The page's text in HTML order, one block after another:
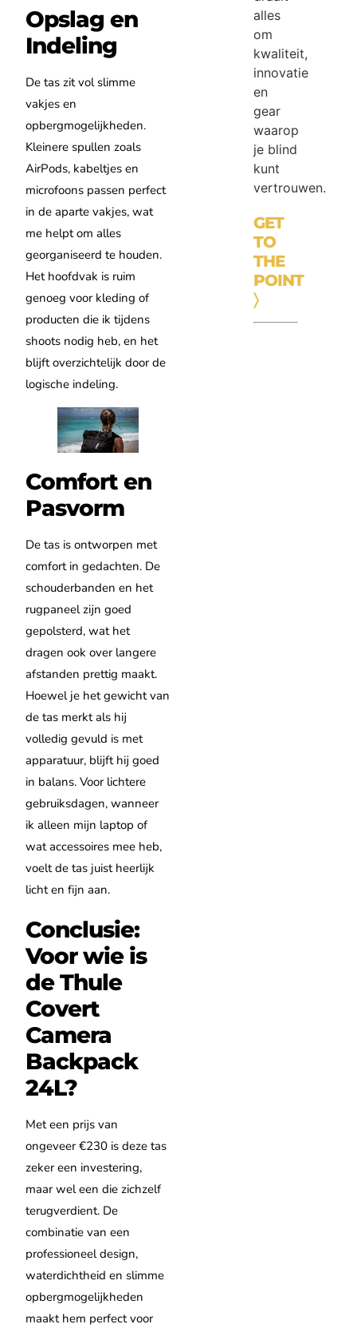
Opslag en
Indeling
De tas zit vol slimme
vakjes en
opbergmogelijkheden.
Kleinere spullen zoals
AirPods, kabeltjes en
microfoons passen perfect
in de aparte vakjes, wat
me helpt om alles
georganiseerd te houden.
Het hoofdvak is ruim
genoeg voor kleding of
producten die ik tijdens
shoots nodig heb, en het
blijft overzichtelijk door de
logische indeling.
Comfort en
Pasvorm
De tas is ontworpen met
comfort in gedachten. De
schouderbanden en het
rugpaneel zijn goed
gepolsterd, wat het
dragen ook over langere
afstanden prettig maakt.
Hoewel je het gewicht van
de tas merkt als hij
volledig gevuld is met
apparatuur, blijft hij goed
in balans. Voor lichtere
gebruiksdagen, wanneer
ik alleen mijn laptop of
wat accessoires mee heb,
voelt de tas juist heerlijk
licht en fijn aan.
Conclusie:
Voor wie is
de Thule
Covert
Camera
Backpack
24L?
Met een prijs van
ongeveer €230 is deze tas
zeker een investering,
maar wel een die zichzelf
terugverdient. De
combinatie van een
professioneel design,
waterdichtheid en slimme
opbergmogelijkheden
maakt hem perfect voor
alles
om
kwaliteit,
innovatie
en
gear
waarop
je blind
kunt
vertrouwen.
GET
TO
THE
POINT
〉